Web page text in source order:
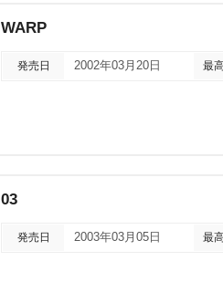
WARP
発売日 2002年03月20日 最
03
発売日 2003年03月05日 最